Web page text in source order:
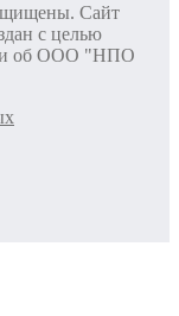
Сайт
с целью
об ООО "НПО